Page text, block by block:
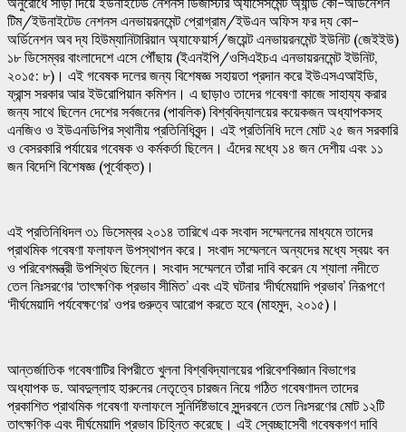
টিম/ইউনাইটেড নেশনস এনভায়রনমেন্ট প্রোগ্রাম/ইউএন অফিস ফর দ্য কো-
অর্ডিনেশন অব দ্য হিউম্যানিটারিয়ান অ্যাফেয়ার্স/জয়েন্ট এনভায়রনমেন্ট ইউনিট (জেইইউ)
১৮ ডিসেম্বর বাংলাদেশে এসে পৌঁছায় (ইএনইপি/ওসিএইচএ এনভায়রনমেন্ট ইউনিট,
২০১৫: ৮)। এই গবেষক দলের জন্য বিশেষজ্ঞ সহায়তা প্রদান করে ইউএসএআইডি,
ফ্রান্স সরকার আর ইউরোপিয়ান কমিশন। এ ছাড়াও তাদের গবেষণা কাজে সাহায্য করার
জন্য সাথে ছিলেন দেশের সর্বজনের (পাবলিক) বিশ্ববিদ্যালয়ের কয়েকজন অধ্যাপকসহ
এনজিও ও ইউএনডিপির স্থানীয় প্রতিনিধিবৃন্দ। এই প্রতিনিধি দলে মোট ২৫ জন সরকারি
ও বেসরকারি পর্যায়ের গবেষক ও কর্মকর্তা ছিলেন। এঁদের মধ্যে ১৪ জন দেশীয় এবং ১১
জন বিদেশি বিশেষজ্ঞ (পূর্বোক্ত)।
এই প্রতিনিধিদল ৩১ ডিসেম্বর ২০১৪ তারিখে এক সংবাদ সম্মেলনের মাধ্যমে তাদের
প্রাথমিক গবেষণা ফলাফল উপস্থাপন করে। সংবাদ সম্মেলনে অন্যদের মধ্যে স্বয়ং বন
ও পরিবেশমন্ত্রী উপস্থিত ছিলেন। সংবাদ সম্মেলনে তাঁরা দাবি করেন যে শ্যালা নদীতে
তেল নিঃসরণের ‘তাৎক্ষণিক প্রভাব সীমিত’ এবং এই ঘটনার ‘দীর্ঘমেয়াদি প্রভাব’ নিরূপণে
‘দীর্ঘমেয়াদি পর্যবেক্ষণের’ ওপর গুরুত্ব আরোপ করতে হবে (মাহমুদ, ২০১৫)।
আন্তর্জাতিক গবেষণাটির বিপরীতে খুলনা বিশ্ববিদ্যালয়ের পরিবেশবিজ্ঞান বিভাগের
অধ্যাপক ড. আবদুল্লাহ হারুনের নেতৃত্বে চারজন নিয়ে গঠিত গবেষণাদল তাদের
প্রকাশিত প্রাথমিক গবেষণা ফলাফলে সুনির্দিষ্টভাবে সুন্দরবনে তেল নিঃসরণের মোট ১২টি
তাৎক্ষণিক এবং দীর্ঘমেয়াদি প্রভাব চিহ্নিত করেছে। এই স্বেচ্ছাসেবী গবেষকগণ দাবি